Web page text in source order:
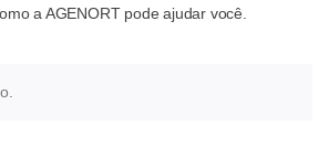
a AGENORT pode ajudar você.